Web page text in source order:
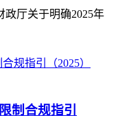
厅关于明确2025年
制合规指引